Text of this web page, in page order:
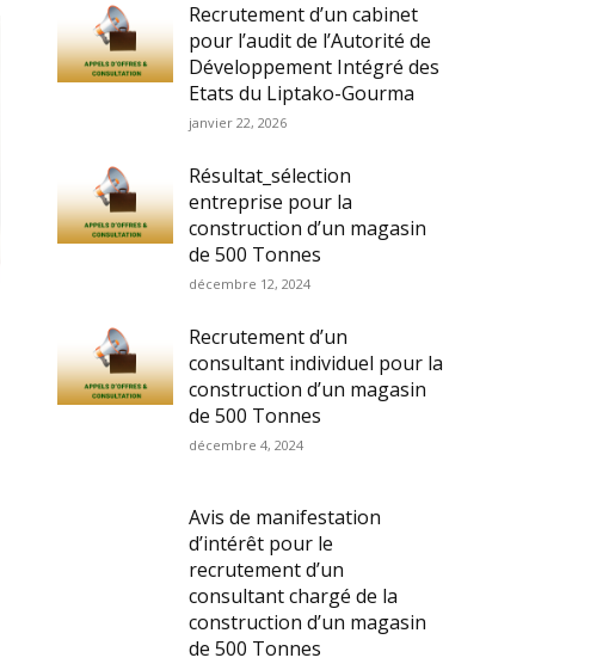
Recrutement d’un cabinet
pour l’audit de l’Autorité de
Développement Intégré des
Etats du Liptako-Gourma
janvier 22, 2026
Résultat_sélection
entreprise pour la
construction d’un magasin
de 500 Tonnes
décembre 12, 2024
Recrutement d’un
consultant individuel pour la
construction d’un magasin
de 500 Tonnes
décembre 4, 2024
Avis de manifestation
d’intérêt pour le
recrutement d’un
consultant chargé de la
construction d’un magasin
de 500 Tonnes